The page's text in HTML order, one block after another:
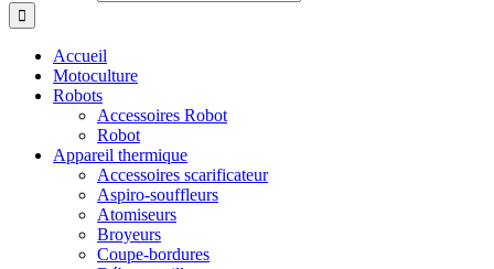
Accueil
Motoculture
Robots
Accessoires Robot
Robot
Appareil thermique
Accessoires scarificateur
Aspiro-souffleurs
Atomiseurs
Broyeurs
Coupe-bordures